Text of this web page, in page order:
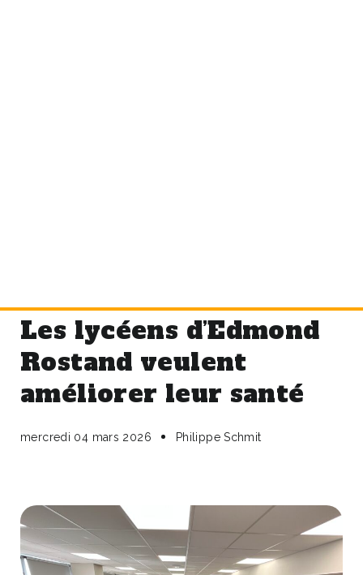
Les lycéens d’Edmond
Rostand veulent
améliorer leur santé
mercredi 04 mars 2026 Philippe Schmit